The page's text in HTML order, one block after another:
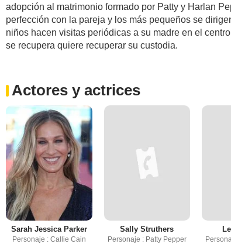
adopción al matrimonio formado por Patty y Harlan
perfección con la pareja y los más pequeños se
niños hacen visitas periódicas a su madre en el
se recupera quiere recuperar su custodia.
Actores y actrices
Sarah Jessica Parker
Personaje : Callie Cain
Sally Struthers
Personaje : Patty Pepper